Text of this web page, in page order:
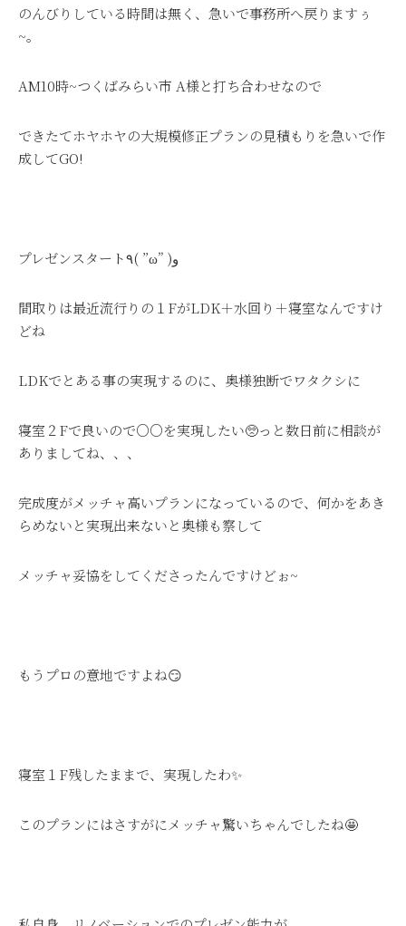
のんびりしている時間は無く、急いで事務所へ戻りますぅ
~。
AM10時~つくばみらい市 A様と打ち合わせなので
できたてホヤホヤの大規模修正プランの見積もりを急いで作
成してGO!
プレゼンスタート٩( ”ω” )و
間取りは最近流行りの１FがLDK＋水回り＋寝室なんですけ
どね
LDKでとある事の実現するのに、奥様独断でワタクシに
寝室２Fで良いので○○を実現したい🥺っと数日前に相談が
ありましてね、、、
完成度がメッチャ高いプランになっているので、何かをあき
らめないと実現出来ないと奥様も察して
メッチャ妥協をしてくださったんですけどぉ~
もうプロの意地ですよね😏
寝室１F残したままで、実現したわ✨
このプランにはさすがにメッチャ驚いちゃんでしたね🤩